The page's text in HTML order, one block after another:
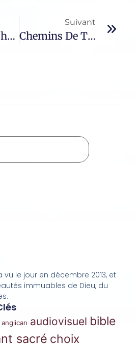
Morceaux Choisis – 1291 / Claudio Montale
Suivant
Chemins De Traverse – 1010 / Rainer-Maria Rilke
le jour en décembre 2013, et
immuables de Dieu, du
anglican audiovisuel bible
sacré choix